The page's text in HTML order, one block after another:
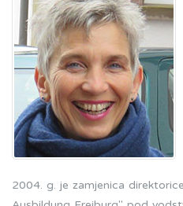
2004. g. je zamjenica